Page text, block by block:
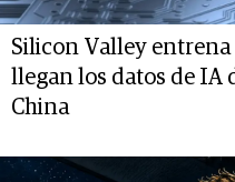
Silicon Valley entrena
llegan los datos de IA
China